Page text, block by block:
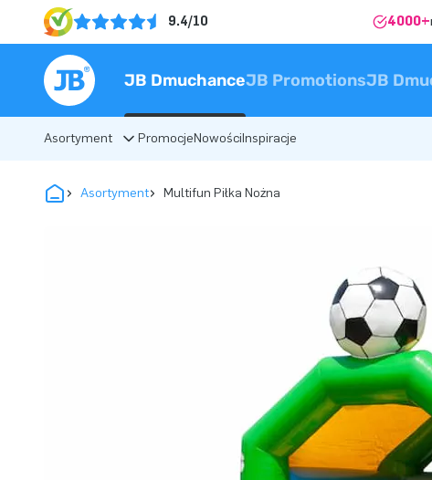
9.4/10 4000+
JB DmuchanceJB PromotionsJB
Asortyment PromocjeNowościInspiracje
Asortyment Multifun Piłka Nożna